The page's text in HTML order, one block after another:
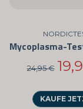
24,95 €
KAUFE